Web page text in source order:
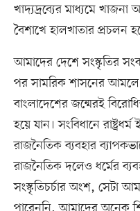
খাদ্যদ্রব্যের মাধ্যমে
বৈশাখে হালখাতার প্রচলন
আমাদের দেশে সংস্কৃতির
পর সামরিক শাসনের
বাংলাদেশের জন্মেরই
হয়ে যান। সংবিধানে
রাজনৈতিক ব্যবহার
রাজনৈতিক দলেও ধর্মের
সংস্কৃতিচর্চার অংশ, সেটা